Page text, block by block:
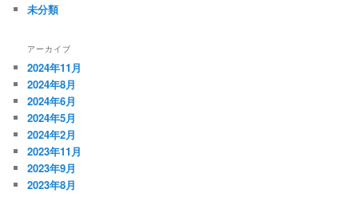
未分類
アーカイブ
2024年11月
2024年8月
2024年6月
2024年5月
2024年2月
2023年11月
2023年9月
2023年8月